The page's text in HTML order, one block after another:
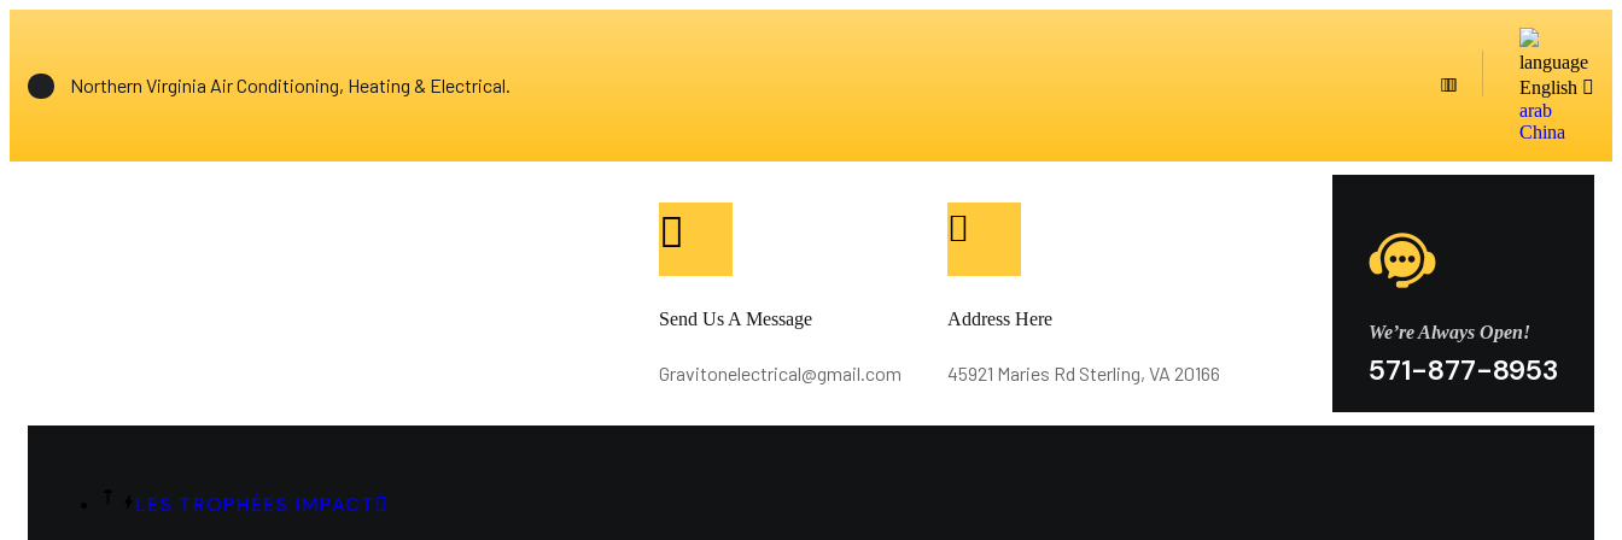
Northern Virginia Air Conditioning, Heating & Electrical.
language
English
arab
China
Send Us A Message
Gravitonelectrical@gmail.com
Address Here
45921 Maries Rd Sterling, VA 20166
We’re Always Open!
571-877-8953
LES TROPHÉES IMPACT